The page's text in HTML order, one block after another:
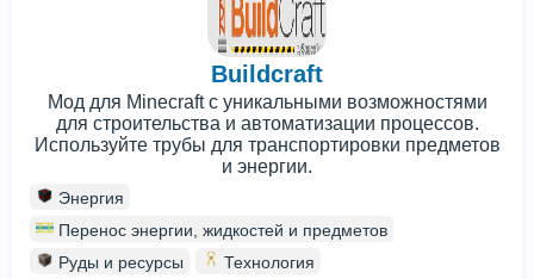
Buildcraft
Мод для Minecraft с уникальными возможностями
для строительства и автоматизации процессов.
Используйте трубы для транспортировки предметов
и энергии.
Энергия
Перенос энергии, жидкостей и предметов
Руды и ресурсы
Технология